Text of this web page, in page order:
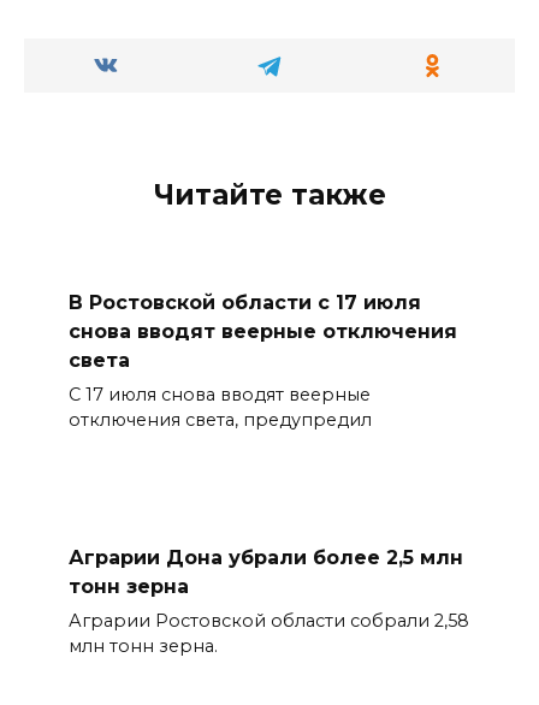
Читайте также
В Ростовской области с 17 июля
снова вводят веерные отключения
света
С 17 июля снова вводят веерные
отключения света, предупредил
Аграрии Дона убрали более 2,5 млн
тонн зерна
Аграрии Ростовской области собрали 2,58
млн тонн зерна.